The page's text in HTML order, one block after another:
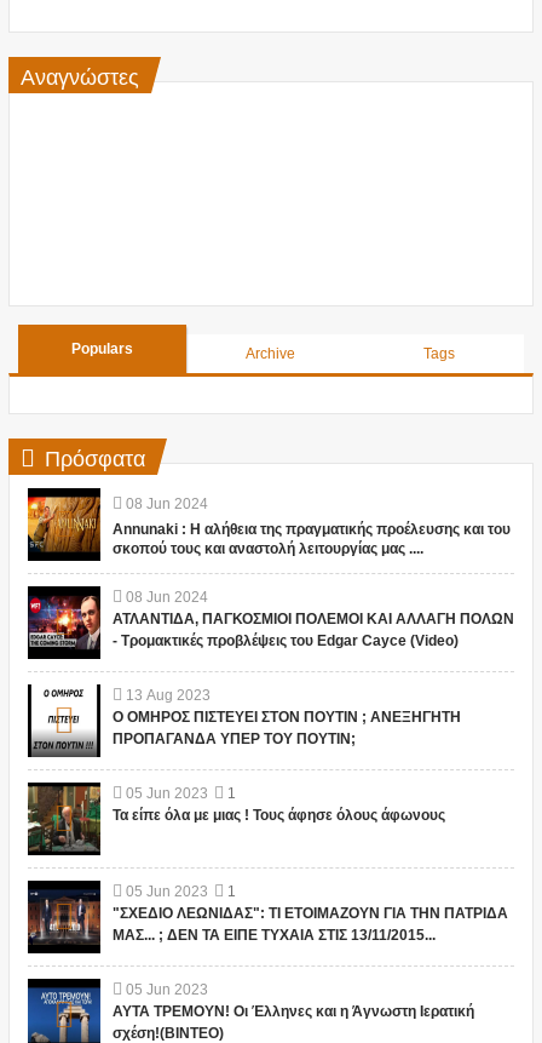
Αναγνώστες
Populars Archive Tags
Πρόσφατα
08 Jun 2024
Annunaki : Η αλήθεια της πραγματικής προέλευσης και του
σκοπού τους και αναστολή λειτουργίας μας ....
08 Jun 2024
ΑΤΛΑΝΤΙΔΑ, ΠΑΓΚΟΣΜΙΟΙ ΠΟΛΕΜΟΙ ΚΑΙ ΑΛΛΑΓΗ ΠΟΛΩΝ
- Τρομακτικές προβλέψεις του Edgar Cayce (Video)
13 Aug 2023
Ο ΟΜΗΡΟΣ ΠΙΣΤΕΥΕΙ ΣΤΟΝ ΠΟΥΤΙΝ ; ΑΝΕΞΗΓΗΤΗ
ΠΡΟΠΑΓΑΝΔΑ ΥΠΕΡ ΤΟΥ ΠΟΥΤΙΝ;
05 Jun 2023
1
Τα είπε όλα με μιας ! Τους άφησε όλους άφωνους
05 Jun 2023
1
"ΣΧΕΔΙΟ ΛΕΩΝΙΔΑΣ": ΤΙ ΕΤΟΙΜΑΖΟΥΝ ΓΙΑ ΤΗΝ ΠΑΤΡΙΔΑ
ΜΑΣ... ; ΔΕΝ ΤΑ ΕΙΠΕ ΤΥΧΑΙΑ ΣΤΙΣ 13/11/2015...
05 Jun 2023
ΑΥΤΑ ΤΡΕΜΟΥΝ! Οι Έλληνες και η Άγνωστη Ιερατική
σχέση!(ΒΙΝΤΕΟ)